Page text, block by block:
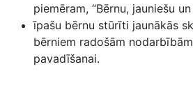
piemēram, “Bērnu, jauniešu
īpašu bērnu stūrīti jaunākās
bērniem radošām
pavadīšanai.